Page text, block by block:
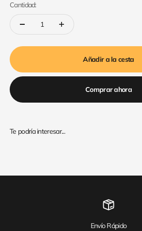
Cantidad:
Añadir a la cesta
Comprar ahora
Envío Rápido